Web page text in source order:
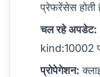
प्रेफरेंसेस होती
चल रहे अपडेट:
kind:10002
प्रोपेगेशन: